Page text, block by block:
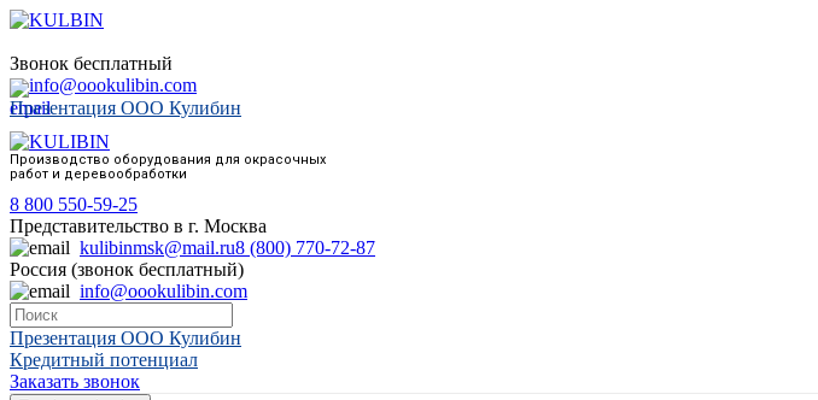
Звонок бесплатный
info@oookulibin.com
Презентация ООО Кулибин
Производство оборудования для окрасочных
работ и деревообработки
8 800 550-59-25
Представительство в г. Москва
kulibinmsk@mail.ru8 (800) 770-72-87
Россия (звонок бесплатный)
info@oookulibin.com
Презентация ООО Кулибин
Кредитный потенциал
Заказать звонок